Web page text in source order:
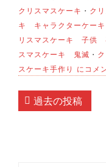
クリスマスケーキ ・ ク
キ キャラクターケーキ
リスマスケーキ 子供
スマスケーキ 鬼滅 ・
スケーキ手作り
ク
リ
マ
にコメ
投過去の投稿